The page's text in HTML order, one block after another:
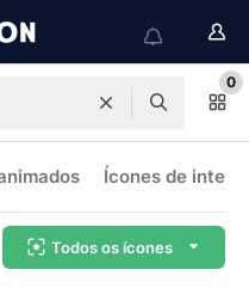
0
Ícones de
Todos os ícones